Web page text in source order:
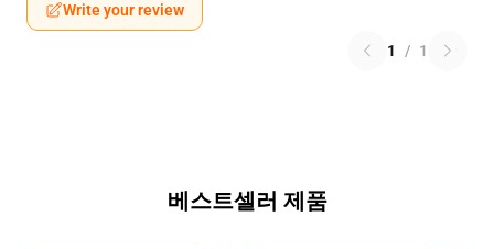
Write your review
1 / 1
베스트셀러 제품